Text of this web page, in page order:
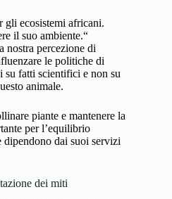
gli ecosistemi africani.
il suo ambiente.“
nostra percezione di
le politiche di
su fatti scientifici e non su
animale.
piante e mantenere la
per l’equilibrio
dai suoi servizi
dei miti